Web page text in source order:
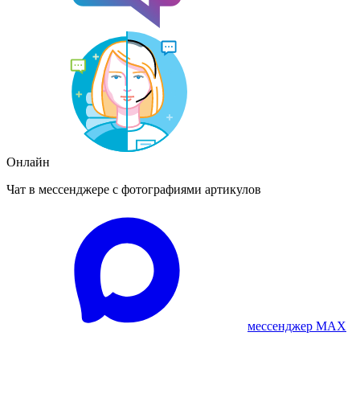
Онлайн
Чат в мессенджере с фотографиями артикулов
мессенджер MAX